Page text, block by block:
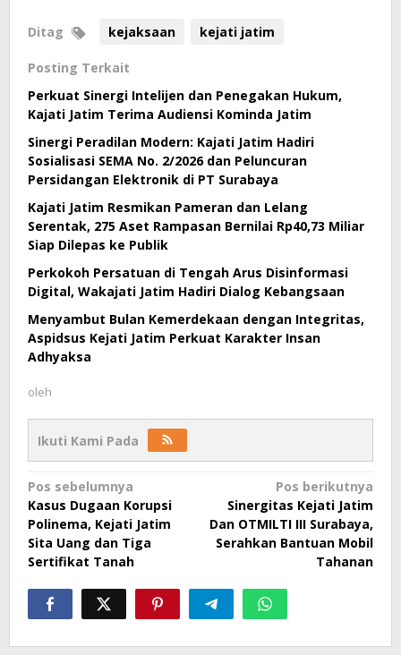
Ditag kejaksaan kejati jatim
Posting Terkait
Perkuat Sinergi Intelijen dan Penegakan Hukum,
Kajati Jatim Terima Audiensi Kominda Jatim
Sinergi Peradilan Modern: Kajati Jatim Hadiri
Sosialisasi SEMA No. 2/2026 dan Peluncuran
Persidangan Elektronik di PT Surabaya
Kajati Jatim Resmikan Pameran dan Lelang
Serentak, 275 Aset Rampasan Bernilai Rp40,73 Miliar
Siap Dilepas ke Publik
Perkokoh Persatuan di Tengah Arus Disinformasi
Digital, Wakajati Jatim Hadiri Dialog Kebangsaan
Menyambut Bulan Kemerdekaan dengan Integritas,
Aspidsus Kejati Jatim Perkuat Karakter Insan
Adhyaksa
oleh
Ikuti Kami Pada
Navigasi
pos
Pos sebelumnya
Kasus Dugaan Korupsi
Polinema, Kejati Jatim
Sita Uang dan Tiga
Sertifikat Tanah
Pos berikutnya
Sinergitas Kejati Jatim
Dan OTMILTI III Surabaya,
Serahkan Bantuan Mobil
Tahanan